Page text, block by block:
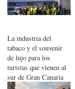
La industria del
tabaco y el souvenir
de lujo para los
turistas que vienen al
sur de Gran Canaria